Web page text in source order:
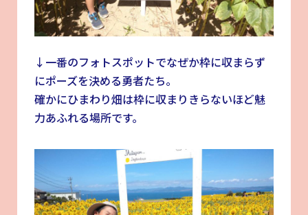
↓一番のフォトスポットでなぜか枠に収まらず
にポーズを決める勇者たち。
確かにひまわり畑は枠に収まりきらないほど魅
力あふれる場所です。